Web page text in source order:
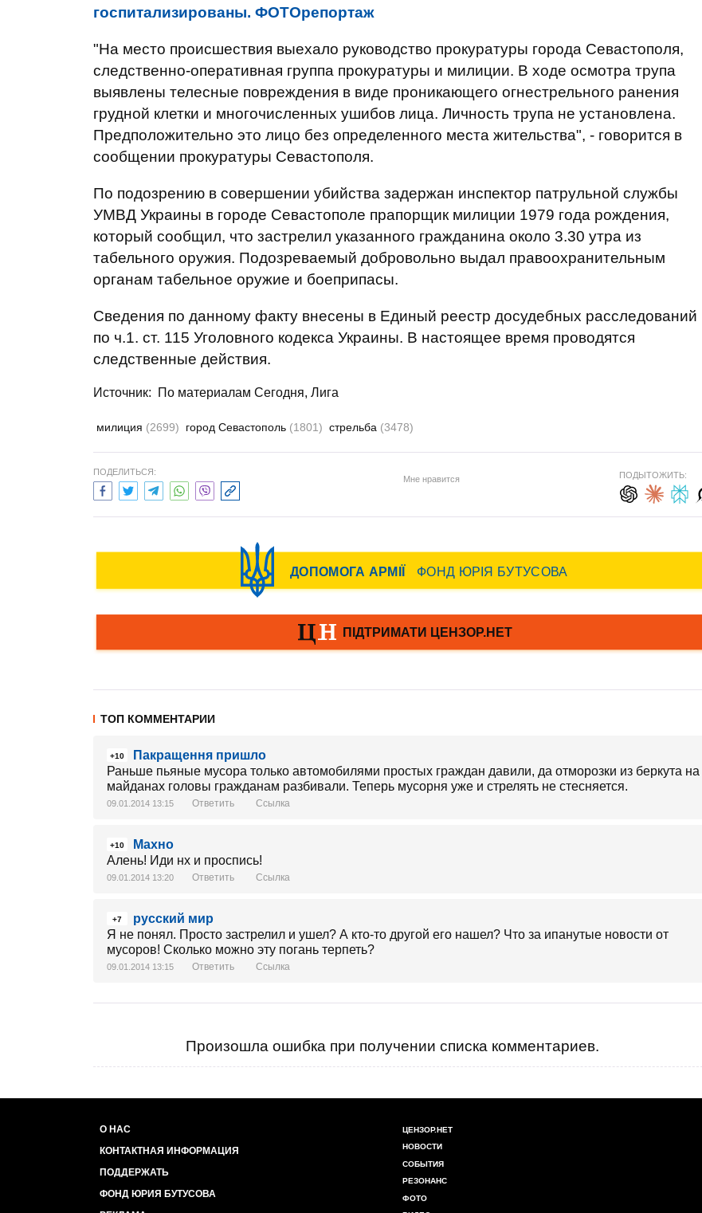
госпитализированы. ФОТОрепортаж
"На место происшествия выехало руководство прокуратуры города Севастополя,
следственно-оперативная группа прокуратуры и милиции. В ходе осмотра трупа
выявлены телесные повреждения в виде проникающего огнестрельного ранения
грудной клетки и многочисленных ушибов лица. Личность трупа не установлена.
Предположительно это лицо без определенного места жительства", - говорится в
сообщении прокуратуры Севастополя.
По подозрению в совершении убийства задержан инспектор патрульной службы
УМВД Украины в городе Севастополе прапорщик милиции 1979 года рождения,
который сообщил, что застрелил указанного гражданина около 3.30 утра из
табельного оружия. Подозреваемый добровольно выдал правоохранительным
органам табельное оружие и боеприпасы.
Сведения по данному факту внесены в Единый реестр досудебных расследований
по ч.1. ст. 115 Уголовного кодекса Украины. В настоящее время проводятся
следственные действия.
Источник: По материалам Сегодня, Лига
милиция (2699) город Севастополь (1801) стрельба (3478)
ПОДЕЛИТЬСЯ:
Мне нравится ПОДЫТОЖИТЬ:
ТОП КОММЕНТАРИИ
+10
Пакращення пришло
Раньше пьяные мусора только автомобилями простых граждан давили, да отморозки из беркута на
майданах головы гражданам разбивали. Теперь мусорня уже и стрелять не стесняется.
09.01.2014 13:15 Ответить Ссылка
+10
Махно
Алень! Иди нх и проспись!
09.01.2014 13:20 Ответить Ссылка
+7
русский мир
Я не понял. Просто застрелил и ушел? А кто-то другой его нашел? Что за ипанутые новости от
мусоров! Сколько можно эту погань терпеть?
09.01.2014 13:15 Ответить Ссылка
Произошла ошибка при получении списка комментариев.
О НАС
КОНТАКТНАЯ ИНФОРМАЦИЯ
ПОДДЕРЖАТЬ
ФОНД ЮРИЯ БУТУСОВА
ЦЕНЗОР.НЕТ
НОВОСТИ
СОБЫТИЯ
РЕЗОНАНС
ФОТО